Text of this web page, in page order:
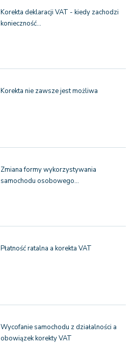
Korekta deklaracji VAT - kiedy zachodzi
konieczność…
Korekta nie zawsze jest możliwa
Zmiana formy wykorzystywania
samochodu osobowego…
Płatność ratalna a korekta VAT
Wycofanie samochodu z działalności a
obowiązek korekty VAT